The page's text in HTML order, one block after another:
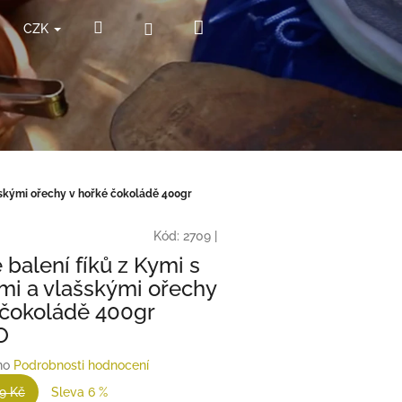
CZK Hledat PřihlášeníNákupní
košík
ořechy v hořké čokoládě 400gr
Kód: 2709
balení fíků z Kymi s
a vlašskými ořechy
400gr
Podrobnosti hodnocení
Kč
Sleva 6 %